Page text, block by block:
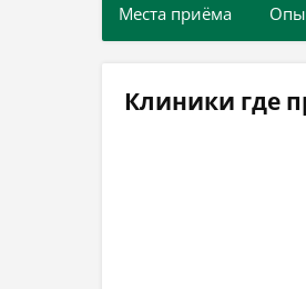
Места приёма
Клиники где